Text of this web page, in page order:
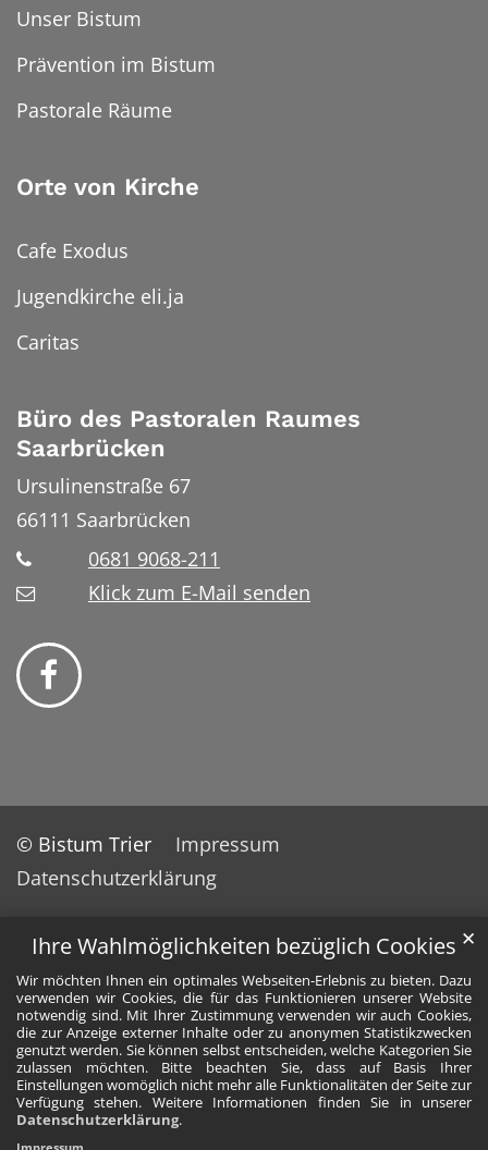
Ihre Wahlmöglichkeiten bezüglich Cookies
Wir möchten Ihnen ein optimales Webseiten-Erlebnis zu bieten. Dazu
verwenden wir Cookies, die für das Funktionieren unserer Website
notwendig sind. Mit Ihrer Zustimmung verwenden wir auch Cookies,
die zur Anzeige externer Inhalte oder zu anonymen Statistikzwecken
genutzt werden. Sie können selbst entscheiden, welche Kategorien Sie
zulassen möchten. Bitte beachten Sie, dass auf Basis Ihrer
Einstellungen womöglich nicht mehr alle Funktionalitäten der Seite zur
Verfügung stehen. Weitere Informationen finden Sie in unserer
Datenschutzerklärung.
✕
Unser Bistum
Prävention im Bistum
Pastorale Räume
Orte von Kirche
Cafe Exodus
Jugendkirche eli.ja
Caritas
Büro des Pastoralen Raumes
Saarbrücken
Ursulinenstraße 67
66111 Saarbrücken
0681 9068-211
Klick zum E-Mail senden
© Bistum Trier
Impressum
Datenschutzerklärung